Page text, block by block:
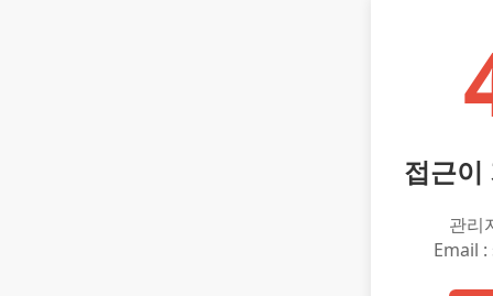
접근이
관리
Email